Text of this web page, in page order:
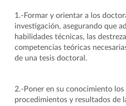
1.-Formar y orientar a los
investigación, asegurando que
habilidades técnicas, las
competencias teóricas
de una tesis doctoral.
2.-Poner en su conocimiento
procedimientos y resultados de